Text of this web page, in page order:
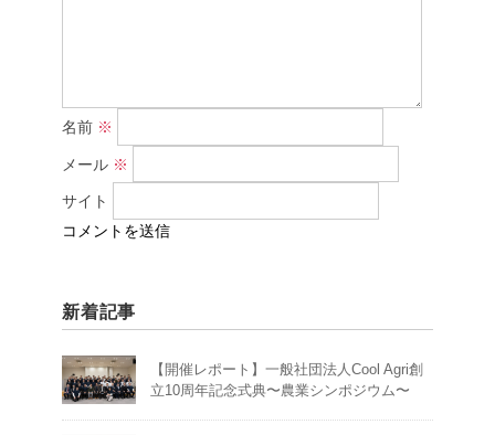
名前 ※
メール ※
サイト
新着記事
【開催レポート】一般社団法人Cool Agri創
立10周年記念式典〜農業シンポジウム〜